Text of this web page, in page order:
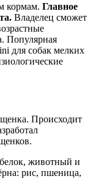
кормам. Главное
Владелец сможет
Популярная
для собак мелких
Происходит
животный и
рис, пшеница,